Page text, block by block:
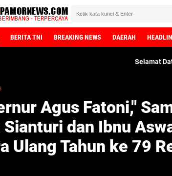
BERITA TNI BREAKING NEWS DAERAH
Selamat Datang di
Agus Fatoni,"
dan Ibnu
Ulang Tahun ke 79